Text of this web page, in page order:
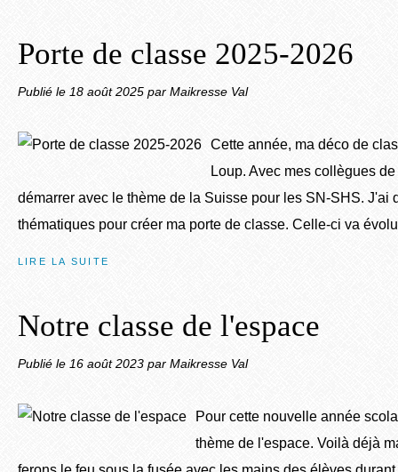
Porte de classe 2025-2026
Publié le 18 août 2025 par Maikresse Val
Cette année, ma déco de
Loup. Avec mes collègues
démarrer avec le thème de la Suisse pour les SN-SHS. J'ai
thématiques pour créer ma porte de classe. Celle-ci va
LIRE LA SUITE
Notre classe de l'espace
Publié le 16 août 2023 par Maikresse Val
Pour cette nouvelle année
thème de l'espace. Voilà déjà